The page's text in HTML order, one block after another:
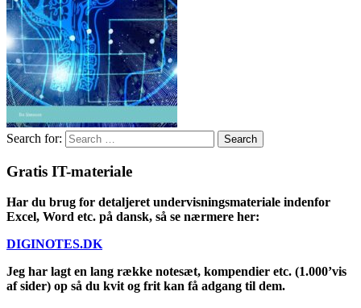
Search for:
Gratis IT-materiale
Har du brug for detaljeret undervisningsmateriale indenfor
Excel, Word etc. på dansk, så se nærmere her:
DIGINOTES.DK
Jeg har lagt en lang række notesæt, kompendier etc. (1.000’vis
af sider) op så du kvit og frit kan få adgang til dem.